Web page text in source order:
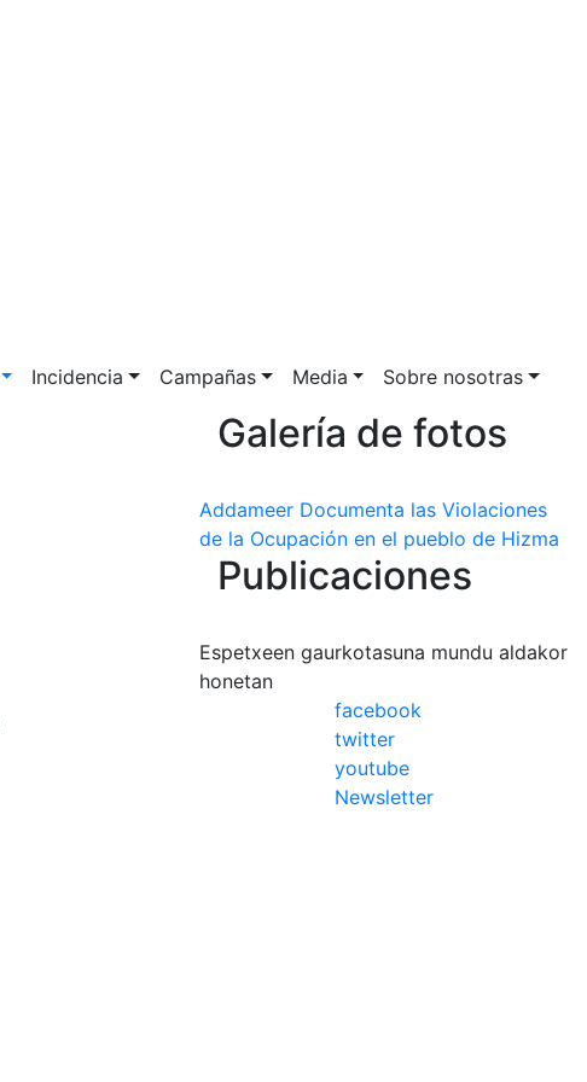
Incidencia Campañas Media Sobre nosotras
Galería de fotos
Addameer Documenta las Violaciones
de la Ocupación en el pueblo de Hizma
Publicaciones
Espetxeen gaurkotasuna mundu aldakor
honetan
facebook
twitter
youtube
Newsletter